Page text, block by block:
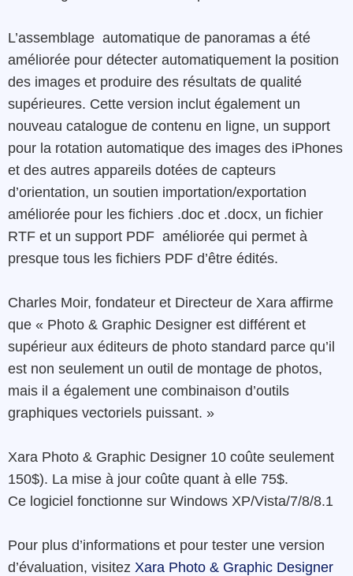
L’assemblage automatique de panoramas a été
améliorée pour détecter automatiquement la position
des images et produire des résultats de qualité
supérieures. Cette version inclut également un
nouveau catalogue de contenu en ligne, un support
pour la rotation automatique des images des iPhones
et des autres appareils dotées de capteurs
d’orientation, un soutien importation/exportation
améliorée pour les fichiers .doc et .docx, un fichier
RTF et un support PDF améliorée qui permet à
presque tous les fichiers PDF d’être édités.
Charles Moir, fondateur et Directeur de Xara affirme
que « Photo & Graphic Designer est différent et
supérieur aux éditeurs de photo standard parce qu’il
est non seulement un outil de montage de photos,
mais il a également une combinaison d’outils
graphiques vectoriels puissant. »
Xara Photo & Graphic Designer 10 coûte seulement
150$). La mise à jour coûte quant à elle 75$.
Ce logiciel fonctionne sur Windows XP/Vista/7/8/8.1
Pour plus d’informations et pour tester une version
d’évaluation, visitez Xara Photo & Graphic Designer